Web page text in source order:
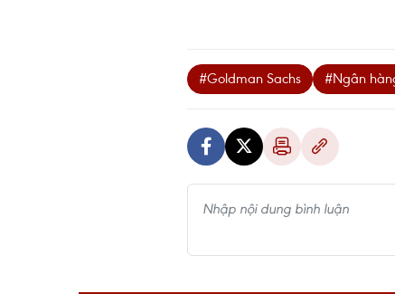
#Goldman Sachs #Ngân